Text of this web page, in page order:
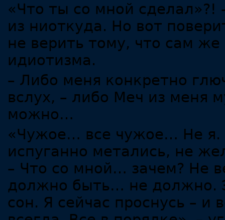
«Что ты со мной сделал»?!
из ниоткуда. Но вот
не верить тому, что сам
идиотизма.
– Либо меня конкретно
вслух, – либо Меч из меня
можно…
«Чужое… все чужое… Не я.
испуганно метались, не
– Что со мной… зачем? Не
должно быть… не должно.
сон. Я сейчас проснусь – и